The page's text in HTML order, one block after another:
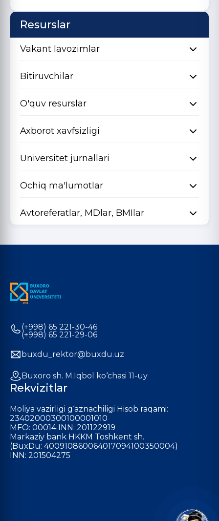
Resurslar
Vakant lavozimlar
Bitiruvchilar
O'quv resurslar
Axborot xavfsizligi
Universitet jurnallari
Ochiq ma'lumotlar
Avtoreferatlar, MDlar, BMIlar
(+998) 65 221-30-46
(+998) 65 221-29-06
buxdu_rektor@buxdu.uz
Buxoro sh. M.Iqbol ko‘chasi 11-uy
Rekvizitlar
Moliya vazirligi g‘aznachiligi Hisob raqami:
23402000300100001010
MFO: 00014 INN: 201122919
Markaziy bank HKKM Toshkent sh.
(BuxDu: 400910860064017094100350004)
INN: 201504275